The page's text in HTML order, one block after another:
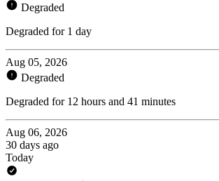
Degraded
Degraded for 1 day
Aug 05, 2026
Degraded
Degraded for 12 hours and 41 minutes
Aug 06, 2026
30 days ago
Today